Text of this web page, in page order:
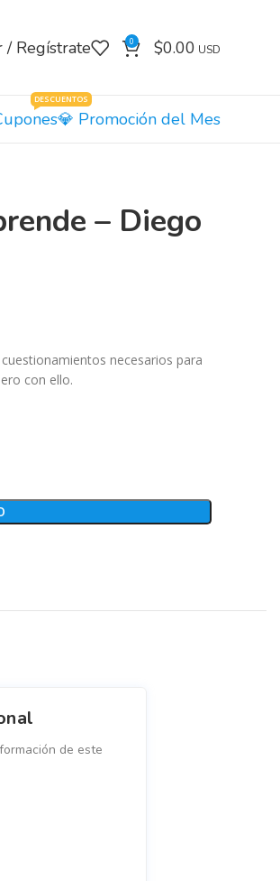
/ Regístrate 0 $0.00
DESCUENTOS
Promoción del Mes
– Diego
necesarios para
con ello.
de este